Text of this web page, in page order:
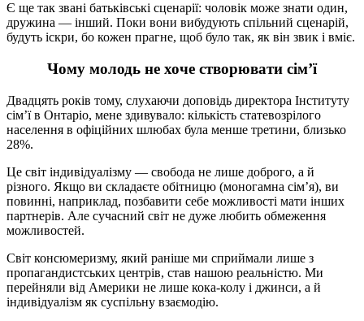
Є ще так звані батьківські сценарії: чоловік може знати один,
дружина — інший. Поки вони вибудують спільний сценарій,
будуть іскри, бо кожен прагне, щоб було так, як він звик і вміє.
Чому молодь не хоче створювати сім’ї
Двадцять років тому, слухаючи доповідь директора Інституту
сім’ї в Онтаріо, мене здивувало: кількість статевозрілого
населення в офіційних шлюбах була менше третини, близько
28%.
Це світ індивідуалізму — свобода не лише доброго, а й
різного. Якщо ви складаєте обітницю (моногамна сім’я), ви
повинні, наприклад, позбавити себе можливості мати інших
партнерів. Але сучасний світ не дуже любить обмеження
можливостей.
Світ консюмеризму, який раніше ми сприймали лише з
пропагандистських центрів, став нашою реальністю. Ми
перейняли від Америки не лише кока-колу і джинси, а й
індивідуалізм як суспільну взаємодію.